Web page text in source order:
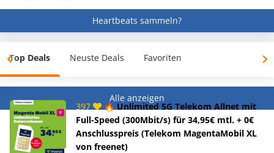
Heartbeats sammeln?
Top Deals Neuste Deals Favoriten
Alle anzeigen
397
🔥 Unlimited 5G Telekom Allnet mit
Full-Speed (300Mbit/s) für 34,95€ mtl. + 0€
Anschlusspreis (Telekom MagentaMobil XL
von freenet)